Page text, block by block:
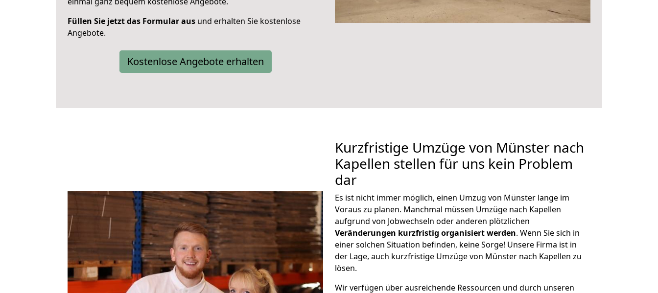
Füllen Sie jetzt das Formular aus und erhalten Sie kostenlose
Angebote.
Kostenlose Angebote erhalten
Kurzfristige Umzüge von Münster nach
Kapellen stellen für uns kein Problem
dar
Es ist nicht immer möglich, einen Umzug von Münster lange im
Voraus zu planen. Manchmal müssen Umzüge nach Kapellen
aufgrund von Jobwechseln oder anderen plötzlichen
Veränderungen kurzfristig organisiert werden. Wenn Sie sich in
einer solchen Situation befinden, keine Sorge! Unsere Firma ist in
der Lage, auch kurzfristige Umzüge von Münster nach Kapellen zu
lösen.
Wir verfügen über ausreichende Ressourcen und durch unseren